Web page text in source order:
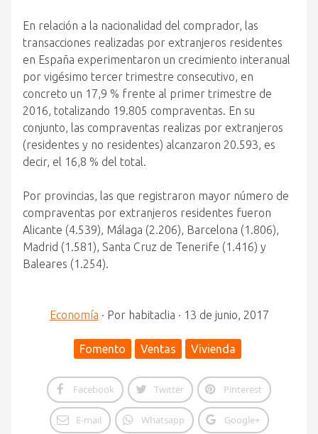
En relación a la nacionalidad del comprador, las
transacciones realizadas por extranjeros residentes
en España experimentaron un crecimiento interanual
por vigésimo tercer trimestre consecutivo, en
concreto un 17,9 % frente al primer trimestre de
2016, totalizando 19.805 compraventas. En su
conjunto, las compraventas realizas por extranjeros
(residentes y no residentes) alcanzaron 20.593, es
decir, el 16,8 % del total.
Por provincias, las que registraron mayor número de
compraventas por extranjeros residentes fueron
Alicante (4.539), Málaga (2.206), Barcelona (1.806),
Madrid (1.581), Santa Cruz de Tenerife (1.416) y
Baleares (1.254).
Economía · Por habitaclia · 13 de junio, 2017
Fomento Ventas Vivienda
Facebook Twitter Pinterest
E-mail Whatsapp Google+